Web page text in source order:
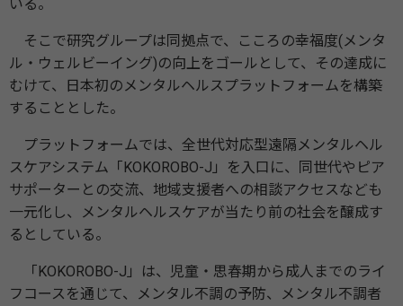
いる。
そこで研究グループは同拠点で、こころの幸福度(メンタ
ル・ウェルビーイング)の向上をゴールとして、その達成に
むけて、日本初のメンタルヘルスプラットフォームを構築
することとした。
プラットフォームでは、全世代対応型遠隔メンタルヘル
スケアシステム「KOKOROBO-J」を入口に、同世代やピア
サポーターとの交流、地域支援者への相談アクセスなども
一元化し、メンタルヘルスケアが当たり前の社会を醸成す
るとしている。
「KOKOROBO-J」は、児童・思春期から成人までのライ
フコースを通じて、メンタル不調の予防、メンタル不調者